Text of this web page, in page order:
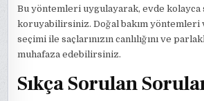
Bu yöntemleri uygulayarak, evde kolayca
koruyabilirsiniz. Doğal bakım yöntemleri
seçimi ile saçlarınızın canlılığını ve
muhafaza edebilirsiniz.
Sıkça Sorulan